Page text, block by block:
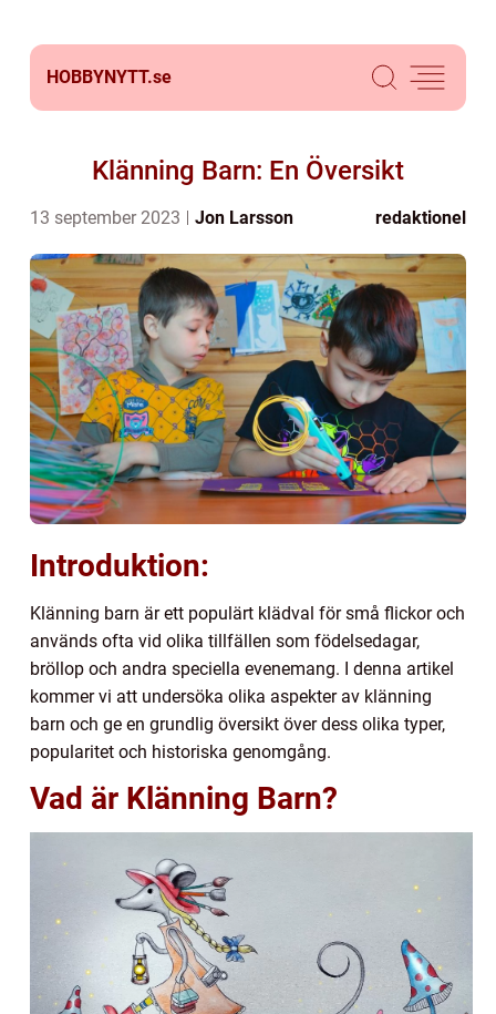
HOBBYNYTT.se
Klänning Barn: En Översikt
13 september 2023 Jon Larsson redaktionel
Introduktion:
Klänning barn är ett populärt klädval för små flickor och
används ofta vid olika tillfällen som födelsedagar,
bröllop och andra speciella evenemang. I denna artikel
kommer vi att undersöka olika aspekter av klänning
barn och ge en grundlig översikt över dess olika typer,
popularitet och historiska genomgång.
Vad är Klänning Barn?